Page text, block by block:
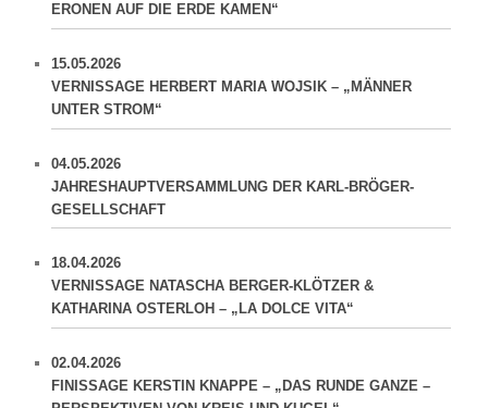
ERONEN AUF DIE ERDE KAMEN“
15.05.2026
VERNISSAGE HERBERT MARIA WOJSIK – „MÄNNER
UNTER STROM“
04.05.2026
JAHRESHAUPTVERSAMMLUNG DER KARL-BRÖGER-
GESELLSCHAFT
18.04.2026
VERNISSAGE NATASCHA BERGER-KLÖTZER &
KATHARINA OSTERLOH – „LA DOLCE VITA“
02.04.2026
FINISSAGE KERSTIN KNAPPE – „DAS RUNDE GANZE –